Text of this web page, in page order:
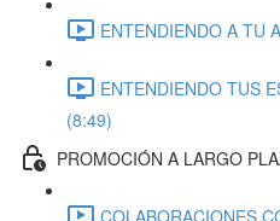
ENTENDIENDO A TU
ENTENDIENDO TUS
(8:49)
PROMOCIÓN A LARGO
COLABORACIONES